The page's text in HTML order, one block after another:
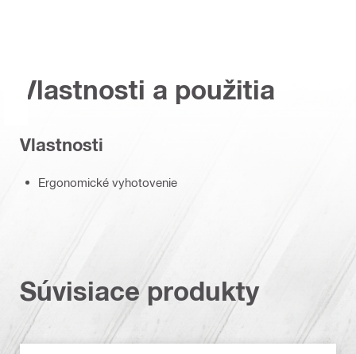
Vlastnosti a použitia
Vlastnosti
Ergonomické vyhotovenie
Súvisiace produkty